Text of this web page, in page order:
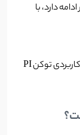
۳۰ مرداد شروع شده و تا ۲۳ مهر ادامه دارد، با
در مجموع، این برنامه فرصتی عالی برای گسترش کاربردی توکن PI